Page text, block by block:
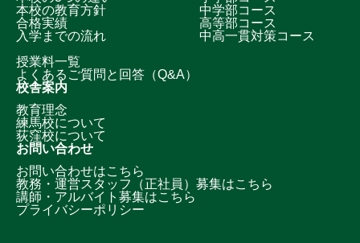
本校の教育方針
合格実績
入学までの流れ
授業料一覧
よくあるご質問と回答（Q&A）
中学部コース
高等部コース
中高一貫対策コース
校舎案内
教育理念
練馬校について
荻窪校について
お問い合わせ
お問い合わせはこちら
教務・運営スタッフ（正社員）募集はこちら
講師・アルバイト募集はこちら
プライバシーポリシー